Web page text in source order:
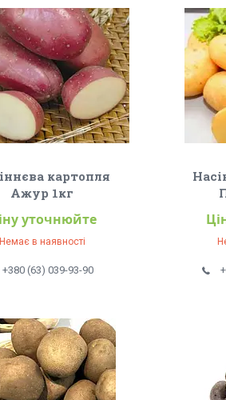
картопля
Ажур 1кг
уточнюйте
Немає в наявності
+380 (63) 039-93-90